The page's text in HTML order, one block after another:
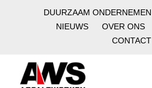
DUURZAAM ONDERNEMEN
NIEUWS
OVER ONS
CONTACT